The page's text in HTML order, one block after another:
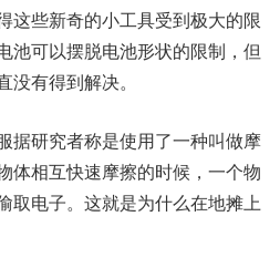
这些新奇的小工具受到极大的限
池可以摆脱电池形状的限制，但
没有得到解决。
研究者称是使用了一种叫做摩
体相互快速摩擦的时候，一个物
取电子。这就是为什么在地摊上